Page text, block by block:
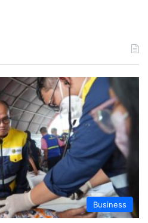
Business